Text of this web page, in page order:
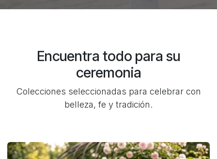
Encuentra todo para su
ceremonia
Colecciones seleccionadas para celebrar con
belleza, fe y tradición.